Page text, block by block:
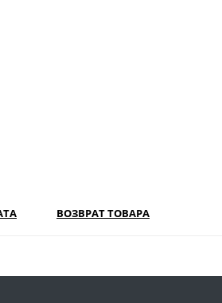
ВОЗВРАТ ТОВАРА